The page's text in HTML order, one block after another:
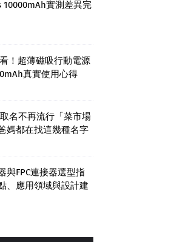
10000mAh實測差異完
！超薄磁吸行動電源
真實使用心得
名不再流行「菜市場
媽都在找這幾種名字
與FPC連接器選型指
、應用領域與設計建